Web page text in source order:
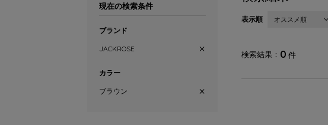
表示順 オススメ順
検索結果 0 件
現在の検索条件
ブランド
JACKROSE
カラー
ブラウン